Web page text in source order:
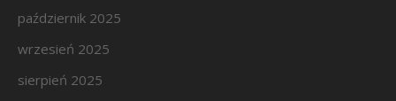
październik 2025
wrzesień 2025
sierpień 2025